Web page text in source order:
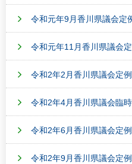
令和元年9月香川県議会
令和元年11月香川県議会
令和2年2月香川県議会定
令和2年4月香川県議会臨
令和2年6月香川県議会定
令和2年9月香川県議会定